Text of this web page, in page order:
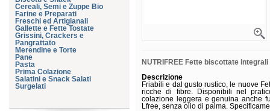
Cereali, Semi e Zuppe Bio
Farine e Preparati
Freschi ed Artigianali
Gallette e Fette Tostate
Grissini, Crackers e
Pangrattato
Merendine e Torte
Pane
Pasta
Prima Colazione
Salatini e Snack Salati
Surgelati
NUTRIFREE Fette biscottate integrali
Descrizione
Friabili e dal gusto rustico, le nuove
ricche di fibre. Disponibili nel
colazione leggera e genuina anche
Lfree, senza olio di palma.